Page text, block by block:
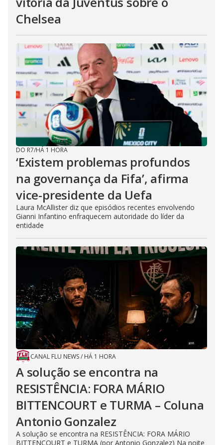
Chelsea
DO R7/HÁ 1 HORA
‘Existem problemas profundos
na governança da Fifa’, afirma
vice-presidente da Uefa
Laura McAllister diz que episódios recentes envolvendo
Gianni Infantino enfraquecem autoridade do líder da
entidade
CANAL FLU NEWS/ HÁ 1 HORA
A solução se encontra na
RESISTÊNCIA: FORA MÁRIO
BITTENCOURT e TURMA – Coluna
Antonio Gonzalez
A solução se encontra na RESISTÊNCIA: FORA MÁRIO
BITTENCOURT e TURMA (por Antonio Gonzalez) Na noite